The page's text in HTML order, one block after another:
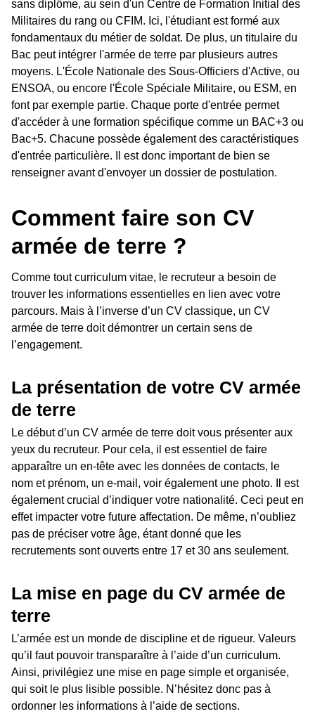
sans diplôme, au sein d'un Centre de Formation Initial des
Militaires du rang ou CFIM. Ici, l'étudiant est formé aux
fondamentaux du métier de soldat. De plus, un titulaire du
Bac peut intégrer l'armée de terre par plusieurs autres
moyens. L'École Nationale des Sous-Officiers d'Active, ou
ENSOA, ou encore l'École Spéciale Militaire, ou ESM, en
font par exemple partie. Chaque porte d'entrée permet
d'accéder à une formation spécifique comme un BAC+3 ou
Bac+5. Chacune possède également des caractéristiques
d'entrée particulière. Il est donc important de bien se
renseigner avant d'envoyer un dossier de postulation.
Comment faire son CV
armée de terre ?
Comme tout curriculum vitae, le recruteur a besoin de
trouver les informations essentielles en lien avec votre
parcours. Mais à l’inverse d’un CV classique, un CV
armée de terre doit démontrer un certain sens de
l’engagement.
La présentation de votre CV armée
de terre
Le début d’un CV armée de terre doit vous présenter aux
yeux du recruteur. Pour cela, il est essentiel de faire
apparaître un en-tête avec les données de contacts, le
nom et prénom, un e-mail, voir également une photo. Il est
également crucial d’indiquer votre nationalité. Ceci peut en
effet impacter votre future affectation. De même, n’oubliez
pas de préciser votre âge, étant donné que les
recrutements sont ouverts entre 17 et 30 ans seulement.
La mise en page du CV armée de
terre
L’armée est un monde de discipline et de rigueur. Valeurs
qu’il faut pouvoir transparaître à l’aide d’un curriculum.
Ainsi, privilégiez une mise en page simple et organisée,
qui soit le plus lisible possible. N’hésitez donc pas à
ordonner les informations à l’aide de sections.